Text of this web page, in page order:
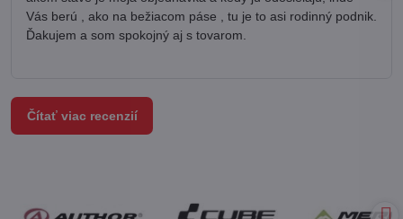
Vás berú , ako na bežiacom páse , tu je to asi rodinný podnik.
Ďakujem a som spokojný aj s tovarom.
Čítať viac recenzií